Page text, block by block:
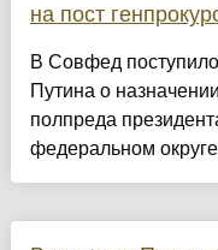
на пост
В Совфед
Путина о
полпреда
федеральном